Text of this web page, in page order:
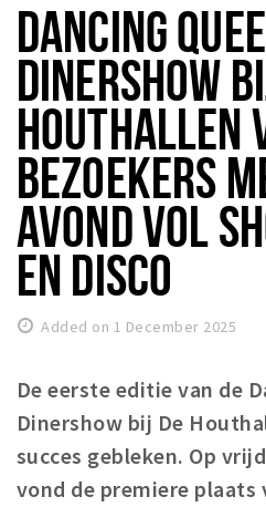
Student council
Student routes
New in town? Check FAQ!
LIVING IN BREDA
Housing
Registering municipality
Health insurance
General practitioner and first
Q&A
DISCOUNTS
Breda Student Shop
Spin the wheel!
DANCING
DINERSHOW
HOUTHALLEN
BEZOEKERS
AVOND VOL
EN DISCO
Added on 1 December 2025
De eerste editie van de
Dinershow bij De
succes gebleken. Op
vond de premiere plaats